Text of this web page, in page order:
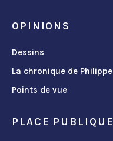
OPINIONS
Dessins
La chronique de
Points de vue
PLACE PUBLIQUE